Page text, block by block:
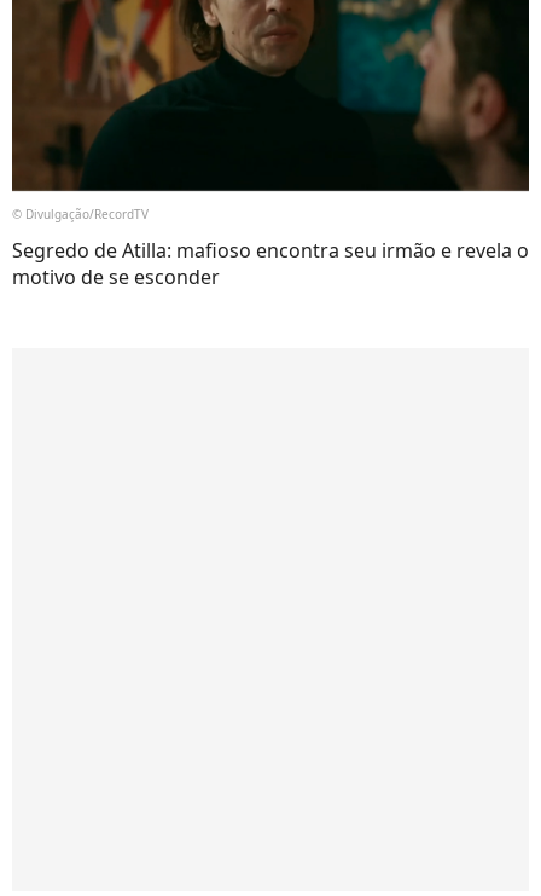
© Divulgação/RecordTV
Segredo de Atilla: mafioso encontra seu irmão e revela o
motivo de se esconder